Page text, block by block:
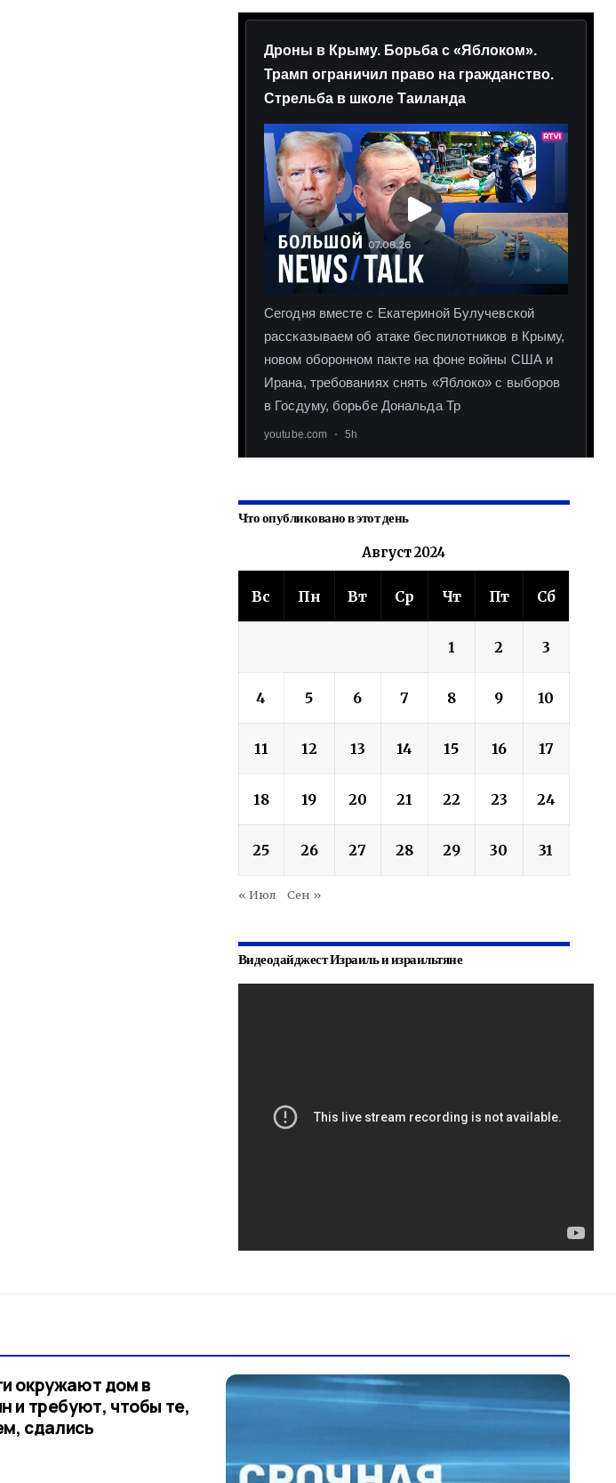
Что опубликовано в этот день
Август 2024
Вс Пн Вт Ср Чт Пт Сб
1 2 3
4 5 6 7 8 9 10
11 12 13 14 15 16 17
18 19 20 21 22 23 24
25 26 27 28 29 30 31
« Июл Сен »
Видеодайджест Израиль и израильтяне
окружают дом в
и требуют, чтобы те,
сдались